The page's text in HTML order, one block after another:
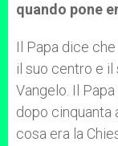
quando pone
Il Papa dice
il suo centro e il
Vangelo. Il
dopo cinquanta
cosa era la